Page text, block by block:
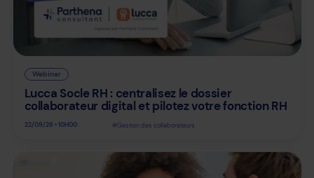
Webinar
Lucca Socle RH : centralisez le dossier
collaborateur digital et pilotez votre fonction RH
22/09/26 • 10H00 #Gestion des collaborateurs